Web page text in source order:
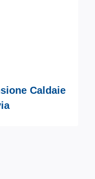
Caldaie